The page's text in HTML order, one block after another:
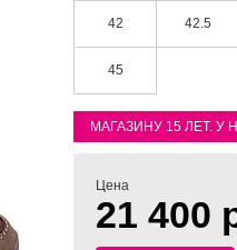
42 42.5
45
МАГАЗИНУ 15 ЛЕТ. У
Цена
21 400